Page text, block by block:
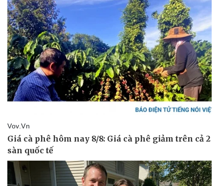
Thể thao
Bóng đá
Ô tô - Xe máy
Ô tô